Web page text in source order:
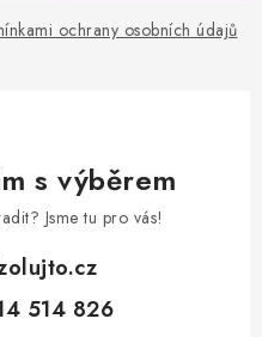
ochrany osobních údajů
s výběrem
Jsme tu pro vás!
514 826